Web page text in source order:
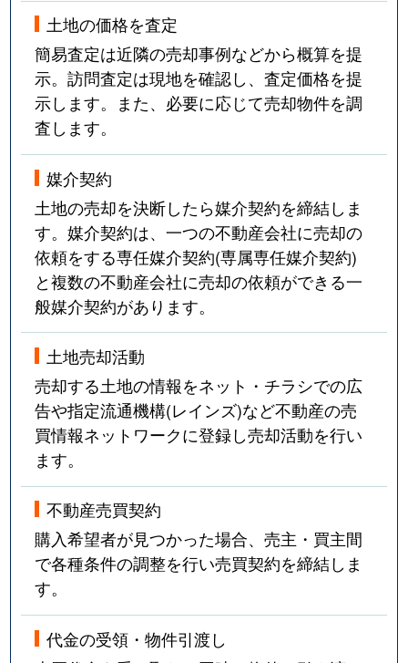
土地の価格を査定
簡易査定は近隣の売却事例などから概算を提
示。訪問査定は現地を確認し、査定価格を提
示します。また、必要に応じて売却物件を調
査します。
媒介契約
土地の売却を決断したら媒介契約を締結しま
す。媒介契約は、一つの不動産会社に売却の
依頼をする専任媒介契約(専属専任媒介契約)
と複数の不動産会社に売却の依頼ができる一
般媒介契約があります。
土地売却活動
売却する土地の情報をネット・チラシでの広
告や指定流通機構(レインズ)など不動産の売
買情報ネットワークに登録し売却活動を行い
ます。
不動産売買契約
購入希望者が見つかった場合、売主・買主間
で各種条件の調整を行い売買契約を締結しま
す。
代金の受領・物件引渡し